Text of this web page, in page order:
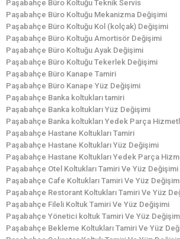
Paşabahçe Büro Koltuğu Teknik Servis
Paşabahçe Büro Koltuğu Mekanizma Değişimi
Paşabahçe Büro Koltuğu Kol (kolçak) Değişimi
Paşabahçe Büro Koltuğu Amortisör Değişimi
Paşabahçe Büro Koltuğu Ayak Değişimi
Paşabahçe Büro Koltuğu Tekerlek Değişimi
Paşabahçe Büro Kanape Tamiri
Paşabahçe Büro Kanape Yüz Değişimi
Paşabahçe Banka koltukları tamiri
Paşabahçe Banka koltukları Yüz Değişimi
Paşabahçe Banka koltukları Yedek Parça
Paşabahçe Hastane Koltukları Tamiri
Paşabahçe Hastane Koltukları Yüz Değişimi
Paşabahçe Hastane Koltukları Yedek Parça
Paşabahçe Otel Koltukları Tamiri Ve Yüz Değişimi
Paşabahçe Cafe Koltukları Tamiri Ve Yüz
Paşabahçe Restorant Koltukları Tamiri Ve Yüz
Paşabahçe Fileli Koltuk Tamiri Ve Yüz Değişimi
Paşabahçe Yönetici koltuk Tamiri Ve Yüz
Paşabahçe Bekleme Koltukları Tamiri Ve Yüz